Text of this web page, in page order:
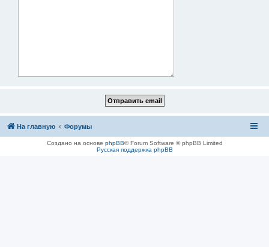
На главную Форумы
Создано на основе phpBB® Forum Software © phpBB Limited
Русская поддержка phpBB